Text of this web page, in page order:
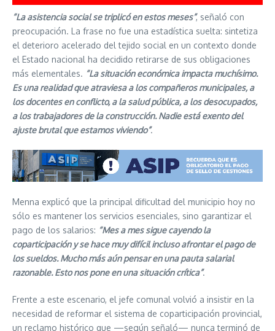
“La asistencia social se triplicó en estos meses”, señaló con
preocupación. La frase no fue una estadística suelta: sintetiza
el deterioro acelerado del tejido social en un contexto donde
el Estado nacional ha decidido retirarse de sus obligaciones
más elementales. “La situación económica impacta muchísimo.
Es una realidad que atraviesa a los compañeros municipales, a
los docentes en conflicto, a la salud pública, a los desocupados,
a los trabajadores de la construcción. Nadie está exento del
ajuste brutal que estamos viviendo”.
Menna explicó que la principal dificultad del municipio hoy no
sólo es mantener los servicios esenciales, sino garantizar el
pago de los salarios: “Mes a mes sigue cayendo la
coparticipación y se hace muy difícil incluso afrontar el pago de
los sueldos. Mucho más aún pensar en una pauta salarial
razonable. Esto nos pone en una situación crítica”.
Frente a este escenario, el jefe comunal volvió a insistir en la
necesidad de reformar el sistema de coparticipación provincial,
un reclamo histórico que —según señaló— nunca terminó de